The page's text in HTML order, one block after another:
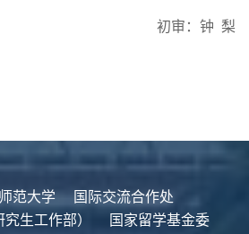
初审：钟 梨
范大学
国际交流合作处
生工作部）
国家留学基金委